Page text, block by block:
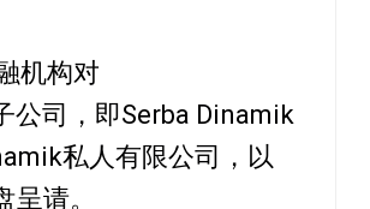
机构对
公司，即Serba Dinamik
私人有限公司，以
请。